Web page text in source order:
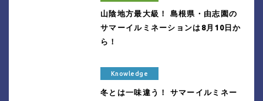
山陰地方最大級！ 島根県・由志園の
サマーイルミネーションは8月10日か
ら！
Knowledge
冬とは一味違う！ サマーイルミネー